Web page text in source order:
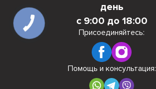
день
с 9:00 до 18:00
Присоединяйтесь:
Помощь и консультация:
КНОПКА
СВЯЗИ